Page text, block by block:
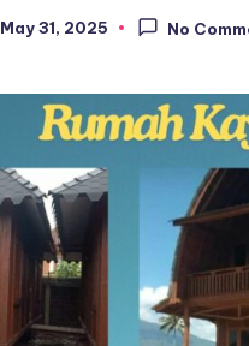
May 31, 2025 No